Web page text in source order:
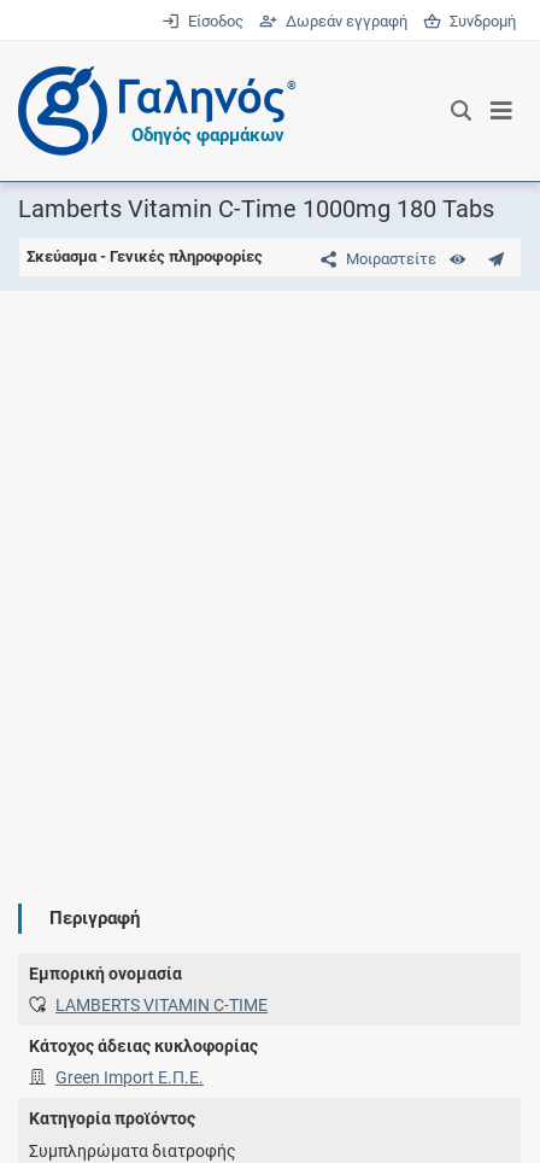
Είσοδος Δωρεάν εγγραφή Συνδρομή
®
Οδηγός φαρμάκων
Lamberts Vitamin C-Time 1000mg 180 Tabs
Μοιραστείτε
Σκεύασμα - Γενικές πληροφορίες
Περιγραφή
Εμπορική ονομασία
LAMBERTS VITAMIN C-TIME
Κάτοχος άδειας κυκλοφορίας
Green Import Ε.Π.Ε.
Κατηγορία προϊόντος
Συμπληρώματα διατροφής